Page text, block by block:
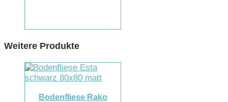
Weitere Produkte
Bodenfliese Rako